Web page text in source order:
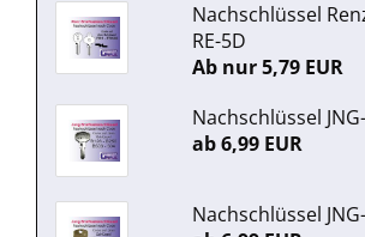
Nachschlüssel
RE-5D
Ab nur 5,79 EUR
Nachschlüssel
ab 6,99 EUR
Nachschlüssel